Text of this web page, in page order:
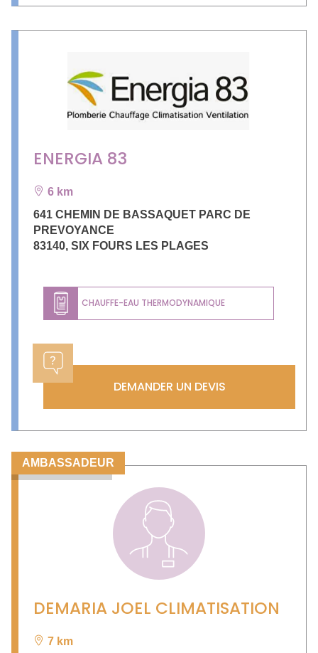
ENERGIA 83
6 km
641 CHEMIN DE BASSAQUET PARC DE
PREVOYANCE
83140, SIX FOURS LES PLAGES
CHAUFFE-EAU THERMODYNAMIQUE
DEMANDER UN DEVIS
AMBASSADEUR
DEMARIA JOEL CLIMATISATION
7 km